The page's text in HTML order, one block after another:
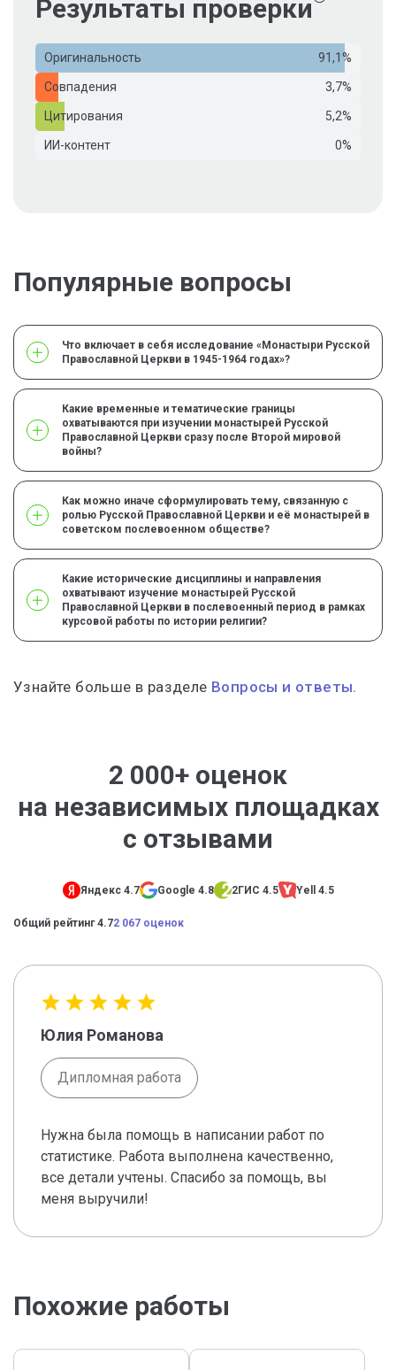
Результаты проверки
Оригинальность 91,1%
Совпадения 3,7%
Цитирования 5,2%
ИИ-контент 0%
Популярные вопросы
Что включает в себя исследование «Монастыри Русской
Православной Церкви в 1945-1964 годах»?
Какие временные и тематические границы
охватываются при изучении монастырей Русской
Православной Церкви сразу после Второй мировой
войны?
Как можно иначе сформулировать тему, связанную с
ролью Русской Православной Церкви и её монастырей в
советском послевоенном обществе?
Какие исторические дисциплины и направления
охватывают изучение монастырей Русской
Православной Церкви в послевоенный период в рамках
курсовой работы по истории религии?
Узнайте больше в разделе Вопросы и ответы.
2 000+ оценок
на независимых площадках
с отзывами
Яндекс 4.7 Google 4.8 2ГИС 4.5 Yell 4.5
Общий рейтинг 4.72 067 оценок
Юлия Романова
Дипломная работа
Нужна была помощь в написании работ по
статистике. Работа выполнена качественно,
все детали учтены. Спасибо за помощь, вы
меня выручили!
Похожие работы